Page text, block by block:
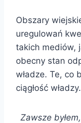
Obszary
uregulowań
takich mediów,
obecny stan
władze. Te, co
ciągłość władzy.
Zawsze